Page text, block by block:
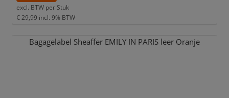
excl. BTW per Stuk
€ 29,99 incl. 9% BTW
Bagagelabel Sheaffer EMILY IN PARIS leer Oranje